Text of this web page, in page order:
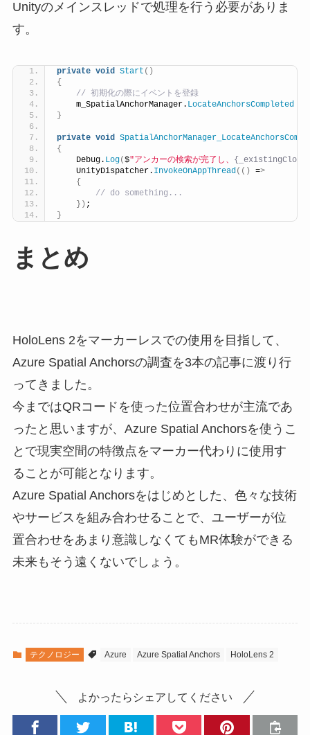
Unityのメインスレッドで処理を行う必要がありま
す。
private void Start ()
{
// 初期化の際にイベントを登録
    m_SpatialAnchorManager.
LocateAnchorsCompleted
}
private void
{
    Debug.
Log($"アンカーの検索が完了し、
    UnityDispatcher.
InvokeOnAppThread (() =>
{
// do something...
}) ;
}
まとめ
HoloLens 2をマーカーレスでの使用を目指して、
Azure Spatial Anchorsの調査を3本の記事に渡り行
ってきました。
今まではQRコードを使った位置合わせが主流であ
ったと思いますが、Azure Spatial Anchorsを使うこ
とで現実空間の特徴点をマーカー代わりに使用す
ることが可能となります。
Azure Spatial Anchorsをはじめとした、色々な技術
やサービスを組み合わせることで、ユーザーが位
置合わせをあまり意識しなくてもMR体験ができる
未来もそう遠くないでしょう。
テクノロジー Azure Azure Spatial Anchors HoloLens 2
よかったらシェアしてください